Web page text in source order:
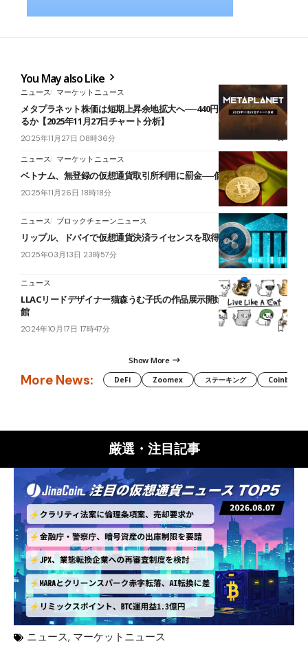
You May also Like
ニュース マーケットニュース
メタプラネット株価は短期上昇余地拡大へ──440円を試す展開とな
るか【2025年11月27日チャート分析】
2025年11月27日 08時36分
ニュース マーケットニュース
ベトナム、無登録の仮想通貨取引所利用に罰金──個人最大約18万円
2025年11月26日 18時18分
ニュース ブロックチェーンニュース
リップル、ドバイで仮想通貨決済ライセンスを取得──初の事例
2025年03月13日 23時57分
ニュース
LLACリードデザイナー猫森うむ子氏の作品展示開始｜足利市立美術
館
2024年10月17日 17時47分
Show More
More News: DeFi Zoomex ステーキング Coinbase
厳選・注目記事
ニュース, マーケットニュース